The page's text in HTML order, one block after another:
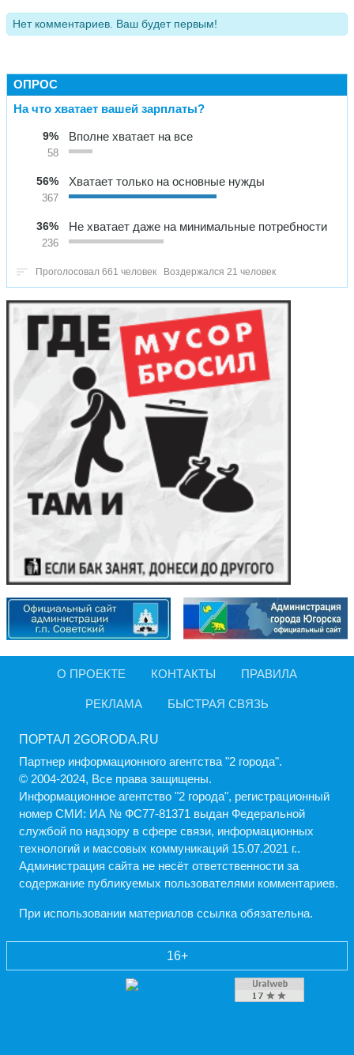
Нет комментариев. Ваш будет первым!
ОПРОС
На что хватает вашей зарплаты?
9%
58
Вполне хватает на все
56%
367
Хватает только на основные нужды
36%
236
Не хватает даже на минимальные потребности
Проголосовал 661 человек Воздержался 21 человек
О ПРОЕКТЕ КОНТАКТЫ ПРАВИЛА
РЕКЛАМА БЫСТРАЯ СВЯЗЬ
ПОРТАЛ 2GORODA.RU
Партнер информационного агентства "2 города".
© 2004-2024, Все права защищены.
Информационное агентство "2 города", регистрационный
номер СМИ: ИА № ФС77-81371 выдан Федеральной
службой по надзору в сфере связи, информационных
технологий и массовых коммуникаций 15.07.2021 г..
Администрация cайта не несёт ответственности за
содержание публикуемых пользователями комментариев.
При использовании материалов ссылка обязательна.
16+